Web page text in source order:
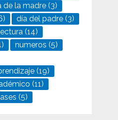
de la madre (3)
día del padre (3)
(14)
numeros (5)
(19)
(11)
(5)